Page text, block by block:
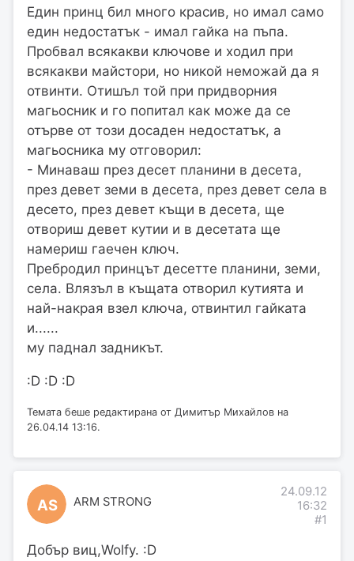
Един принц бил много красив, но имал само
един недостатък - имал гайка на пъпа.
Пробвал всякакви ключове и ходил при
всякакви майстори, но никой неможай да я
отвинти. Отишъл той при придворния
магьосник и го попитал как може да се
отърве от този досаден недостатък, а
магьосника му отговорил:
- Минаваш през десет планини в десета,
през девет земи в десета, през девет села в
десето, през девет къщи в десета, ще
отвориш девет кутии и в десетата ще
намериш гаечен ключ.
Пребродил принцът десетте планини, земи,
села. Влязъл в къщата отворил кутията и
най-накрая взел ключа, отвинтил гайката
и......
му паднал задникът.
:D :D :D
Темата беше редактирана от Димитър Михайлов на
26.04.14 13:16.
AS ARM STRONG
24.09.12
16:32
#1
Добър виц,Wolfy. :D